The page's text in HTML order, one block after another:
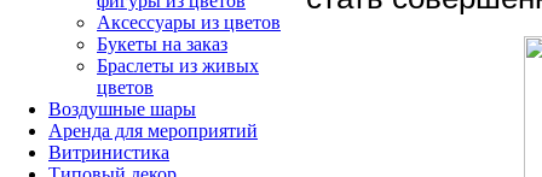
Аксессуары из цветов
Букеты на заказ
Браслеты из живых
цветов
Воздушные шары
Аренда для мероприятий
Витринистика